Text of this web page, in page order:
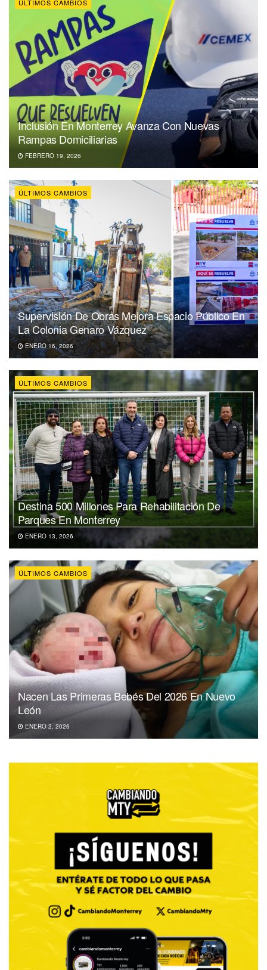
ÚLTIMOS CAMBIOS
Inclusión En Monterrey Avanza Con Nuevas
Rampas Domiciliarias
FEBRERO 19, 2026
ÚLTIMOS CAMBIOS
Supervisión De Obras Mejora Espacio Público En
La Colonia Genaro Vázquez
ENERO 16, 2026
ÚLTIMOS CAMBIOS
Destina 500 Millones Para Rehabilitación De
Parques En Monterrey
ENERO 13, 2026
ÚLTIMOS CAMBIOS
Nacen Las Primeras Bebés Del 2026 En Nuevo
León
ENERO 2, 2026